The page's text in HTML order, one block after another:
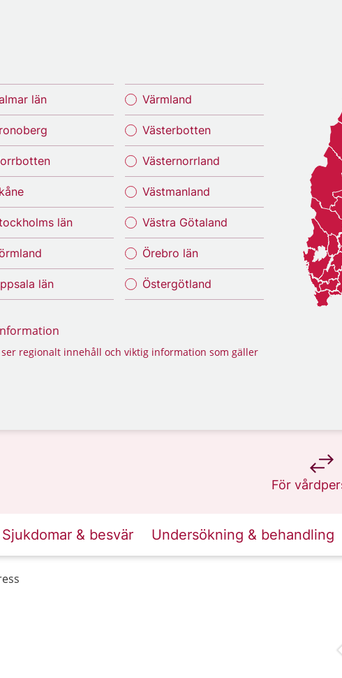
län
län
län
Värmland
Västerbotten
Västernorrland
Västmanland
Västra Götaland
Örebro län
Östergötland
regionalt innehåll och viktig information som gäller
För
på
Sjukdomar & besvär Undersökning & behandling